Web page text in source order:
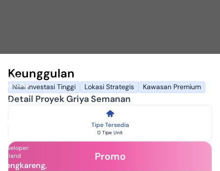
Terakhir
diperbarui
Juni
2020
Griya
Semanan
Developer:
Intiland
Cengkareng,
Keunggulan
Nilai Investasi Tinggi Lokasi Strategis Kawasan Premium
Detail Proyek Griya Semanan
Tipe Tersedia
0 Tipe Unit
Promo